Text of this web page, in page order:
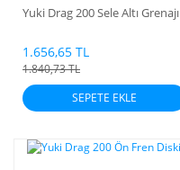
Yuki Drag 200 Sele Altı Grenajı
1.656,65 TL
1.840,73 TL
SEPETE EKLE